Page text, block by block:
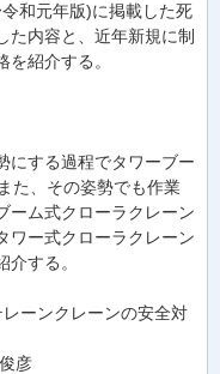
和元年版)に掲載した死
た内容と、近年新規に制
紹介する。
にする過程でタワーブー
た、その姿勢でも作業
ーム式クローラクレーン
ワー式クローラクレーン
する。
ーンクレーンの安全対
彦